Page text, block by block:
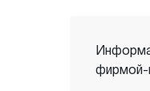
фирмой-